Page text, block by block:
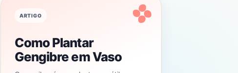
ARTIGO
Como Plantar
Gengibre em Vaso